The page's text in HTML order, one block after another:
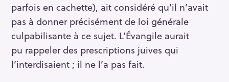
parfois en cachette), ait considéré qu’il n’avait
pas à donner précisément de loi générale
culpabilisante à ce sujet. L’Évangile aurait
pu rappeler des prescriptions juives qui
l’interdisaient ; il ne l’a pas fait.